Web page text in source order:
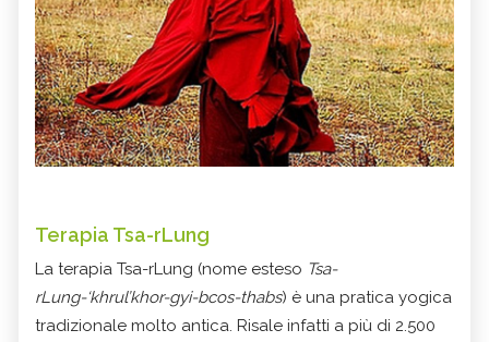
Terapia Tsa-rLung
La terapia Tsa-rLung (nome esteso Tsa-
rLung-‘khrul’khor-gyi-bcos-thabs) è una pratica yogica
tradizionale molto antica. Risale infatti a più di 2.500